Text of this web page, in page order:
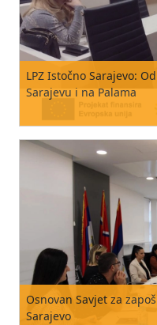
LPZ Istočno Sarajevo:
Sarajevu i na Palama
Osnovan Savjet za
Sarajevo